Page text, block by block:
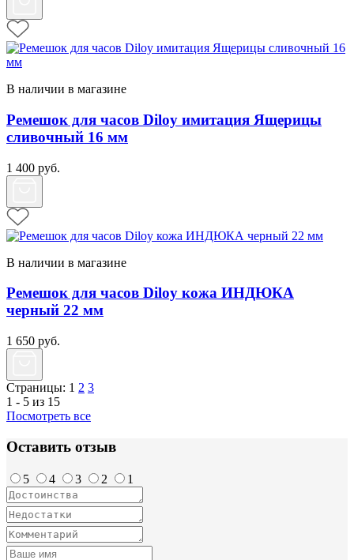
В наличии в магазине
Ремешок для часов Diloy имитация Ящерицы
сливочный 16 мм
1 400 руб.
В наличии в магазине
Ремешок для часов Diloy кожа ИНДЮКА
черный 22 мм
1 650 руб.
Страницы: 1 2 3
1 - 5 из 15
Посмотреть все
Оставить отзыв
5 4 3 2 1